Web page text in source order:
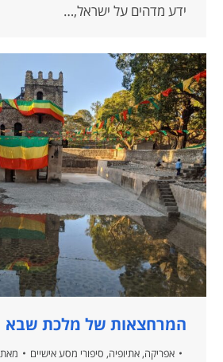
ידע מדהים על ישראל,…
המרחצאות של מלכת שבא
אפריקה, אתיופיה, סיפורי מסע אישיים מאת